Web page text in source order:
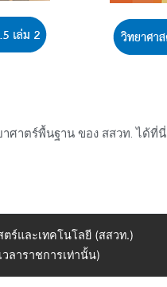
ศาตร์พื้นฐาน ของ สสวท. ได้ที่นี่
ร์และเทคโนโลยี (สสวท.)
ลาราชการเท่านั้น)